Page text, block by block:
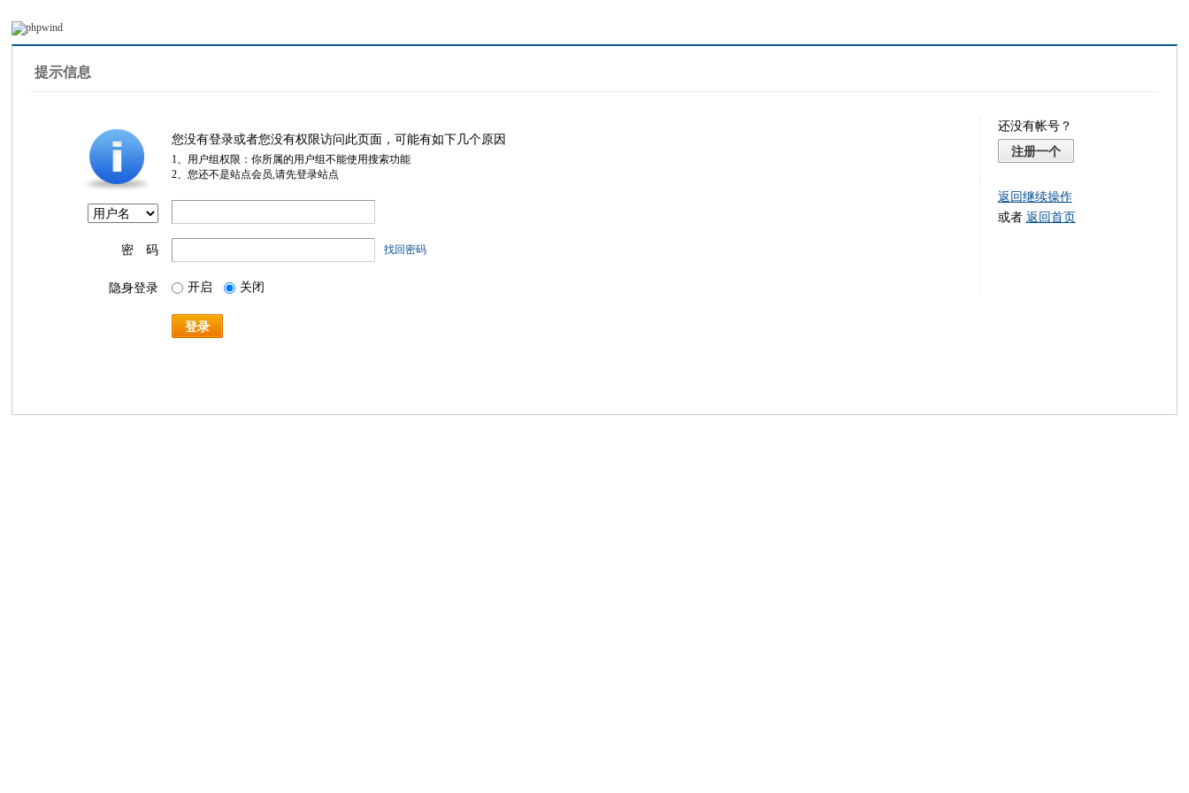
提示信息
您没有登录或者您没有权限访问此页面，可能有如下几个原因
1、用户组权限：你所属的用户组不能使用搜索功能
2、您还不是站点会员,请先登录站点
密 码 找回密码
隐身登录 开启 关闭
登录
还没有帐号？
注册一个
返回继续操作
或者 返回首页